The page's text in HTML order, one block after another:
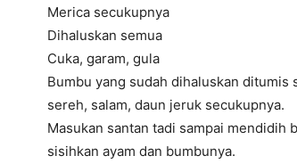
Merica secukupnya
Dihaluskan semua
Cuka, garam, gula
Bumbu yang sudah dihaluskan ditumis
sereh, salam, daun jeruk secukupnya.
Masukan santan tadi sampai mendidih
sisihkan ayam dan bumbunya.